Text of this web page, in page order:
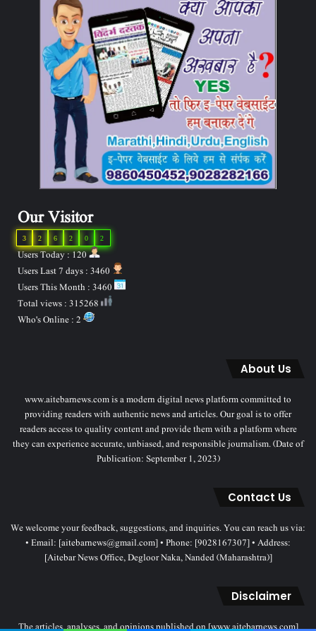
Our Visitor
2
0
2
6
2
3
Users Today : 120
About Us
www.aitebarnews.com is a modern digital news platform committed to
providing readers with authentic news and articles. Our goal is to offer
readers access to quality content and provide them with a platform where
they can experience accurate, unbiased, and responsible journalism. (Date of
Publication: September 1, 2023)
Contact Us
We welcome your feedback, suggestions, and inquiries. You can reach us via:
• Email: [aitebarnews@gmail.com] • Phone: [9028167307] • Address:
[Aitebar News Office, Degloor Naka, Nanded (Maharashtra)]
Disclaimer
The articles, analyses, and opinions published on [www.aitebarnews.com]